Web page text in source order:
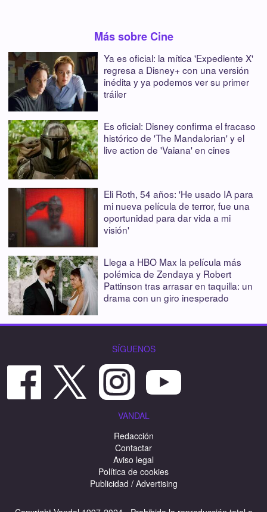
Más sobre Cine
Ya es oficial: la mítica 'Expediente X'
regresa a Disney+ con una versión
inédita y ya podemos ver su primer
tráiler
Es oficial: Disney confirma el fracaso
histórico de 'The Mandalorian' y el
live action de 'Vaiana' en cines
Eli Roth, 54 años: 'He usado IA para
mi nueva película de terror, fue una
oportunidad para dar vida a mi
visión'
Llega a HBO Max la película más
polémica de Zendaya y Robert
Pattinson tras arrasar en taquilla: un
drama con un giro inesperado
SÍGUENOS
VANDAL
Redacción
Contactar
Aviso legal
Política de cookies
Publicidad / Advertising